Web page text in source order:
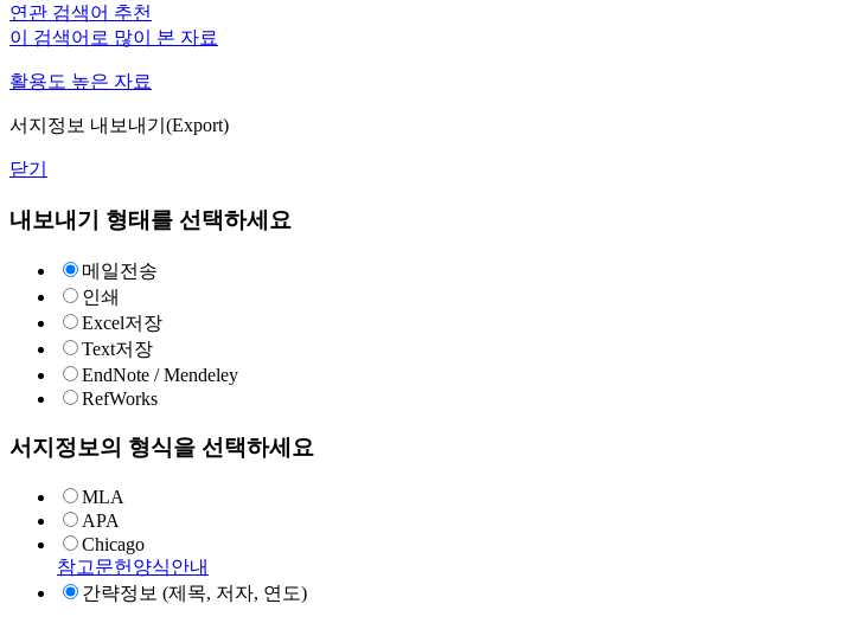
연관 검색어 추천
이 검색어로 많이 본 자료
활용도 높은 자료
서지정보 내보내기(Export)
닫기
내보내기 형태를 선택하세요
메일전송
인쇄
Excel저장
Text저장
EndNote / Mendeley
RefWorks
서지정보의 형식을 선택하세요
MLA
APA
Chicago
참고문헌양식안내
간략정보 (제목, 저자, 연도)